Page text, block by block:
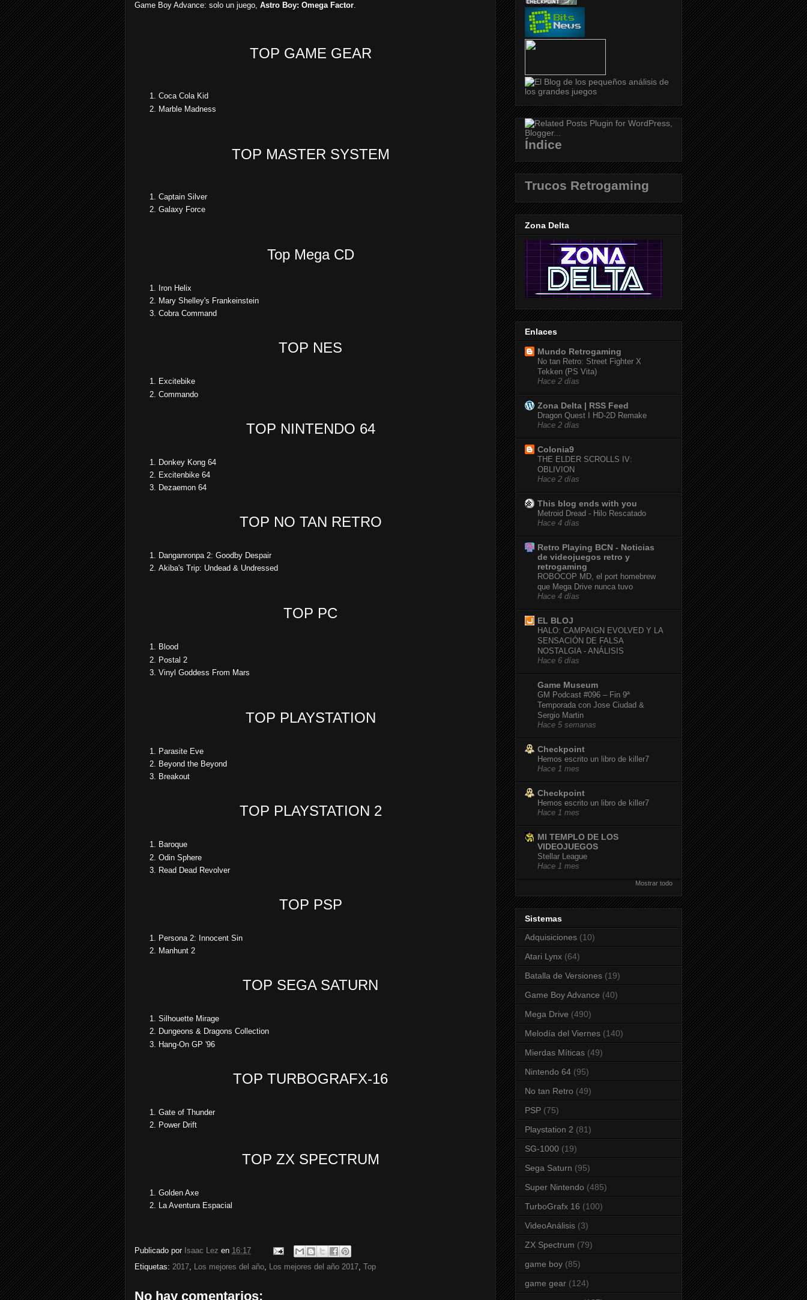
Game Boy Advance: solo un juego, Astro Boy: Omega Factor.
TOP GAME GEAR
Coca Cola Kid
Marble Madness
TOP MASTER SYSTEM
Captain Silver
Galaxy Force
Top Mega CD
Iron Helix
Mary Shelley's Frankeinstein
Cobra Command
TOP NES
Excitebike
Commando
TOP NINTENDO 64
Donkey Kong 64
Excitenbike 64
Dezaemon 64
TOP NO TAN RETRO
Danganronpa 2: Goodby Despair
Akiba's Trip: Undead & Undressed
TOP PC
Blood
Postal 2
Vinyl Goddess From Mars
TOP PLAYSTATION
Parasite Eve
Beyond the Beyond
Breakout
TOP PLAYSTATION 2
Baroque
Odin Sphere
Read Dead Revolver
TOP PSP
Persona 2: Innocent Sin
Manhunt 2
TOP SEGA SATURN
Silhouette Mirage
Dungeons & Dragons Collection
Hang-On GP '96
TOP TURBOGRAFX-16
Gate of Thunder
Power Drift
TOP ZX SPECTRUM
Golden Axe
La Aventura Espacial
Publicado por Isaac Lez en 16:17
Etiquetas: 2017, Los mejores del año, Los mejores del año 2017, Top
No hay comentarios:
Índice
Trucos Retrogaming
Zona Delta
Enlaces
Mundo Retrogaming
No tan Retro: Street Fighter X
Tekken (PS Vita)
Hace 2 días
Zona Delta | RSS Feed
Dragon Quest I HD-2D Remake
Hace 2 días
Colonia9
THE ELDER SCROLLS IV:
OBLIVION
Hace 2 días
This blog ends with you
Metroid Dread - Hilo Rescatado
Hace 4 días
Retro Playing BCN - Noticias
de videojuegos retro y
retrogaming
ROBOCOP MD, el port homebrew
que Mega Drive nunca tuvo
Hace 4 días
EL BLOJ
HALO: CAMPAIGN EVOLVED Y LA
SENSACIÓN DE FALSA
NOSTALGIA - ANÁLISIS
Hace 6 días
Game Museum
GM Podcast #096 – Fin 9ª
Temporada con Jose Ciudad &
Sergio Martin
Hace 5 semanas
Checkpoint
Hemos escrito un libro de killer7
Hace 1 mes
Checkpoint
Hemos escrito un libro de killer7
Hace 1 mes
MI TEMPLO DE LOS
VIDEOJUEGOS
Stellar League
Hace 1 mes
Mostrar todo
Sistemas
Adquisiciones (10)
Atari Lynx (64)
Batalla de Versiones (19)
Game Boy Advance (40)
Mega Drive (490)
Melodía del Viernes (140)
Mierdas Míticas (49)
Nintendo 64 (95)
No tan Retro (49)
PSP (75)
Playstation 2 (81)
SG-1000 (19)
Sega Saturn (95)
Super Nintendo (485)
TurboGrafx 16 (100)
VideoAnálisis (3)
ZX Spectrum (79)
game boy (85)
game gear (124)